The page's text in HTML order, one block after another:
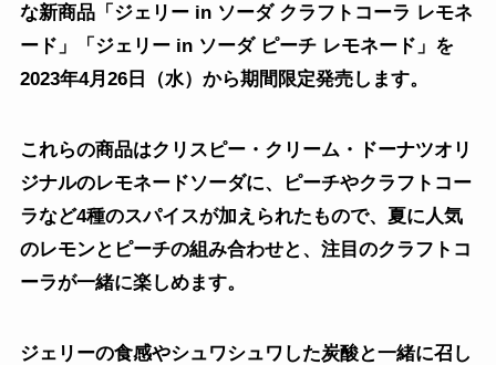
な新商品「ジェリー in ソーダ クラフトコーラ レモネ
ード」「ジェリー in ソーダ ピーチ レモネード」を
2023年4月26日（水）から期間限定発売します。
これらの商品はクリスピー・クリーム・ドーナツオリ
ジナルのレモネードソーダに、ピーチやクラフトコー
ラなど4種のスパイスが加えられたもので、夏に人気
のレモンとピーチの組み合わせと、注目のクラフトコ
ーラが一緒に楽しめます。
ジェリーの食感やシュワシュワした炭酸と一緒に召し